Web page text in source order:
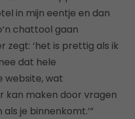
in mijn eentje en dan
chattool gaan
zegt: ‘het is prettig als ik
dat hele
website, wat
kan maken door vragen
je binnenkomt.’”